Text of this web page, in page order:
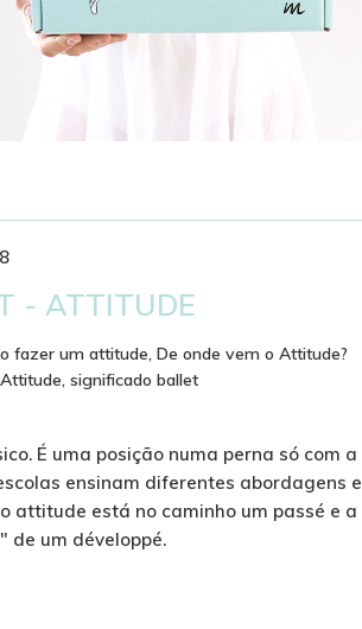
- ATTITUDE
fazer um attitude, De onde vem o Attitude?
, significado ballet
É uma posição numa perna só com a
ensinam diferentes abordagens e
attitude está no caminho um passé e a
de um développé.